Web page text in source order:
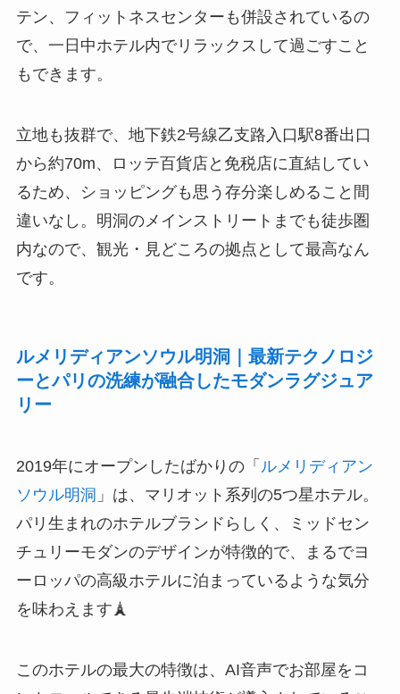
テン、フィットネスセンターも併設されているの
で、一日中ホテル内でリラックスして過ごすこと
もできます。
立地も抜群で、地下鉄2号線乙支路入口駅8番出口
から約70m、ロッテ百貨店と免税店に直結してい
るため、ショッピングも思う存分楽しめること間
違いなし。明洞のメインストリートまでも徒歩圏
内なので、観光・見どころの拠点として最高なん
です。
ルメリディアンソウル明洞｜最新テクノロジ
ーとパリの洗練が融合したモダンラグジュア
リー
2019年にオープンしたばかりの「 ルメリディアン
ソウル明洞 」は、マリオット系列の5つ星ホテル。
パリ生まれのホテルブランドらしく、ミッドセン
チュリーモダンのデザインが特徴的で、まるでヨ
ーロッパの高級ホテルに泊まっているような気分
を味わえます🗼
このホテルの最大の特徴は、AI音声でお部屋をコ